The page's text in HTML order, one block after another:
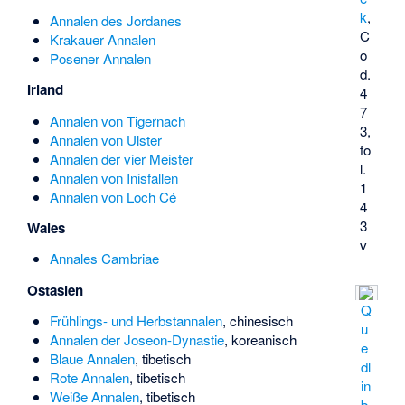
k,
C
o
d.
4
7
3,
fo
l.
1
4
3
v
Q
u
e
dl
in
Annalen des Jordanes
Krakauer Annalen
Posener Annalen
Irland
Annalen von Tigernach
Annalen von Ulster
Annalen der vier Meister
Annalen von Inisfallen
Annalen von Loch Cé
Wales
Annales Cambriae
Ostasien
Frühlings- und Herbstannalen, chinesisch
Annalen der Joseon-Dynastie, koreanisch
Blaue Annalen, tibetisch
Rote Annalen, tibetisch
Weiße Annalen, tibetisch